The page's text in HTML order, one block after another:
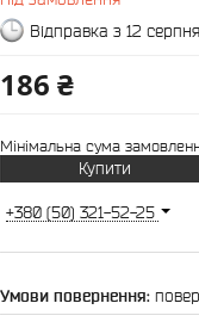
Відправка з 12
186 ₴
Мінімальна сума
Купити
+380 (50) 321-52-25